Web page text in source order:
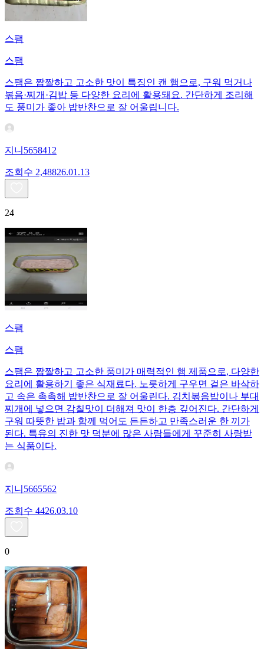
스팸
스팸
스팸은 짭짤하고 고소한 맛이 특징인 캔 햄으로, 구워 먹거나
볶음·찌개·김밥 등 다양한 요리에 활용돼요. 간단하게 조리해
도 풍미가 좋아 밥반찬으로 잘 어울립니다.
지니5658412
조회수 2,48826.01.13
24
스팸
스팸
스팸은 짭짤하고 고소한 풍미가 매력적인 햄 제품으로, 다양한
요리에 활용하기 좋은 식재료다. 노릇하게 구우면 겉은 바삭하
고 속은 촉촉해 밥반찬으로 잘 어울린다. 김치볶음밥이나 부대
찌개에 넣으면 감칠맛이 더해져 맛이 한층 깊어진다. 간단하게
구워 따뜻한 밥과 함께 먹어도 든든하고 만족스러운 한 끼가
된다. 특유의 진한 맛 덕분에 많은 사람들에게 꾸준히 사랑받
는 식품이다.
지니5665562
조회수 4426.03.10
0